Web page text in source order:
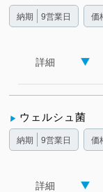
納期 9営業日 価
詳細
ウェルシュ菌
納期 9営業日 価
詳細